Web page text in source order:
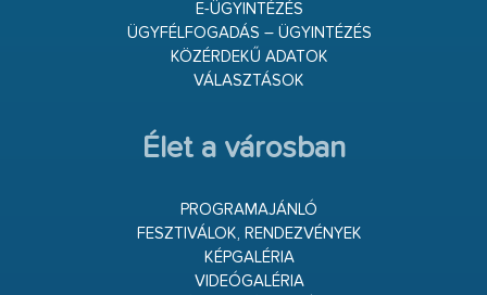
E-ÜGYINTÉZÉS
ÜGYFÉLFOGADÁS – ÜGYINTÉZÉS
KÖZÉRDEKŰ ADATOK
VÁLASZTÁSOK
Élet a városban
PROGRAMAJÁNLÓ
FESZTIVÁLOK, RENDEZVÉNYEK
KÉPGALÉRIA
VIDEÓGALÉRIA